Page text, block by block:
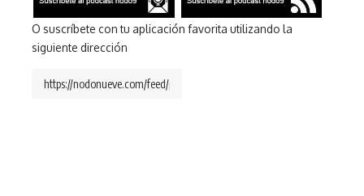
O suscríbete con tu aplicación favorita utilizando la
siguiente dirección